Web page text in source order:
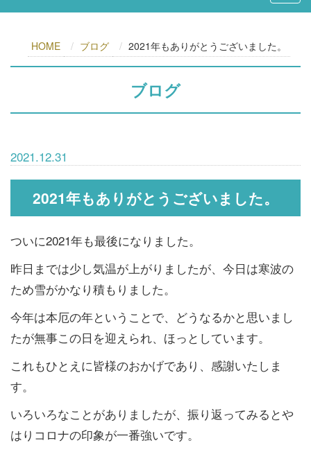
HOME ブログ 2021年もありがとうございました。
ブログ
2021.12.31
2021年もありがとうございました。
ついに2021年も最後になりました。
昨日までは少し気温が上がりましたが、今日は寒波の
ため雪がかなり積もりました。
今年は本厄の年ということで、どうなるかと思いまし
たが無事この日を迎えられ、ほっとしています。
これもひとえに皆様のおかげであり、感謝いたしま
す。
いろいろなことがありましたが、振り返ってみるとや
はりコロナの印象が一番強いです。